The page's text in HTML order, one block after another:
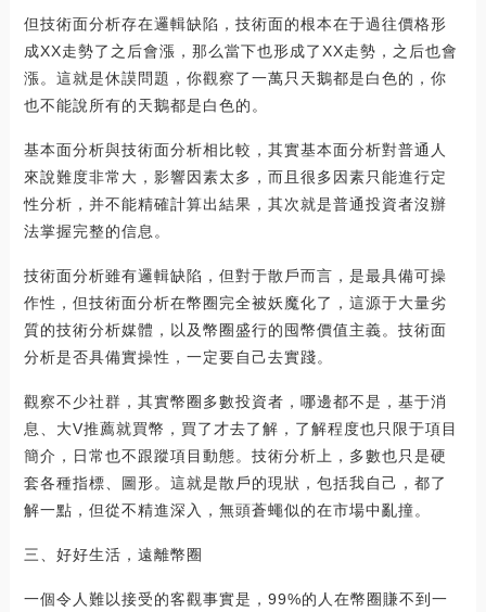
但技術面分析存在邏輯缺陷，技術面的根本在于過往價格形
成XX走勢了之后會漲，那么當下也形成了XX走勢，之后也會
漲。這就是休謨問題，你觀察了一萬只天鵝都是白色的，你
也不能說所有的天鵝都是白色的。
基本面分析與技術面分析相比較，其實基本面分析對普通人
來說難度非常大，影響因素太多，而且很多因素只能進行定
性分析，并不能精確計算出結果，其次就是普通投資者沒辦
法掌握完整的信息。
技術面分析雖有邏輯缺陷，但對于散戶而言，是最具備可操
作性，但技術面分析在幣圈完全被妖魔化了，這源于大量劣
質的技術分析媒體，以及幣圈盛行的囤幣價值主義。技術面
分析是否具備實操性，一定要自己去實踐。
觀察不少社群，其實幣圈多數投資者，哪邊都不是，基于消
息、大V推薦就買幣，買了才去了解，了解程度也只限于項目
簡介，日常也不跟蹤項目動態。技術分析上，多數也只是硬
套各種指標、圖形。這就是散戶的現狀，包括我自己，都了
解一點，但從不精進深入，無頭蒼蠅似的在市場中亂撞。
三、好好生活，遠離幣圈
一個令人難以接受的客觀事實是，99%的人在幣圈賺不到一